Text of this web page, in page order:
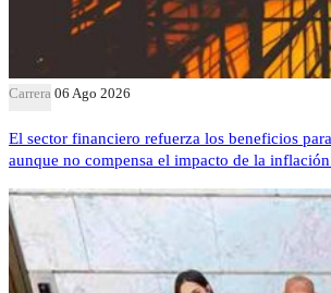
Carrera 06 Ago 2026
El sector financiero refuerza los beneficios
aunque no compensa el impacto de la